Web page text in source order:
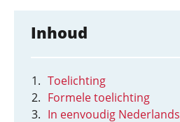
Inhoud
Toelichting
Formele toelichting
In eenvoudig Nederlands